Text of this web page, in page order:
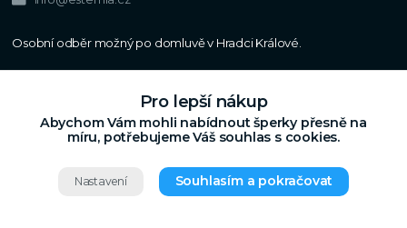
Pro lepší nákup
Abychom Vám mohli nabídnout šperky přesně na
míru, potřebujeme Váš souhlas s cookies.
Nastavení Souhlasím a pokračovat